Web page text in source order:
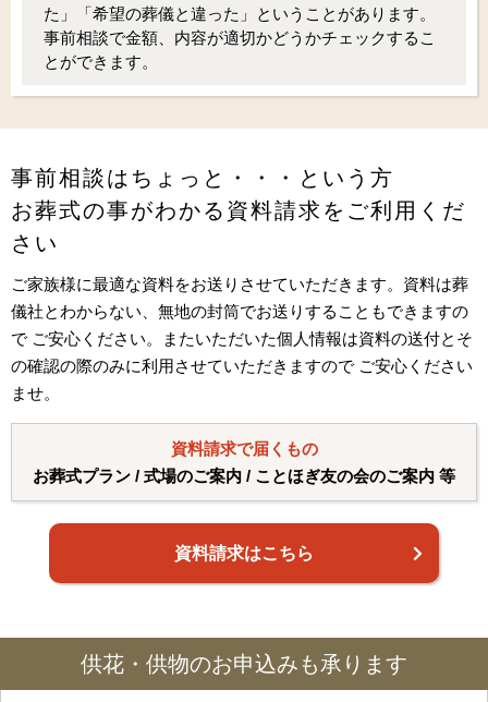
た」「希望の葬儀と違った」ということがあります。
事前相談で金額、内容が適切かどうかチェックするこ
とができます。
事前相談はちょっと・・・という方
お葬式の事がわかる資料請求をご利用くだ
さい
ご家族様に最適な資料をお送りさせていただきます。資料は葬
儀社とわからない、無地の封筒でお送りすることもできますの
で ご安心ください。またいただいた個人情報は資料の送付とそ
の確認の際のみに利用させていただきますので ご安心ください
ませ。
資料請求で届くもの
お葬式プラン / 式場のご案内 / ことほぎ友の会のご案内 等
資料請求はこちら
供花・供物のお申込みも承ります